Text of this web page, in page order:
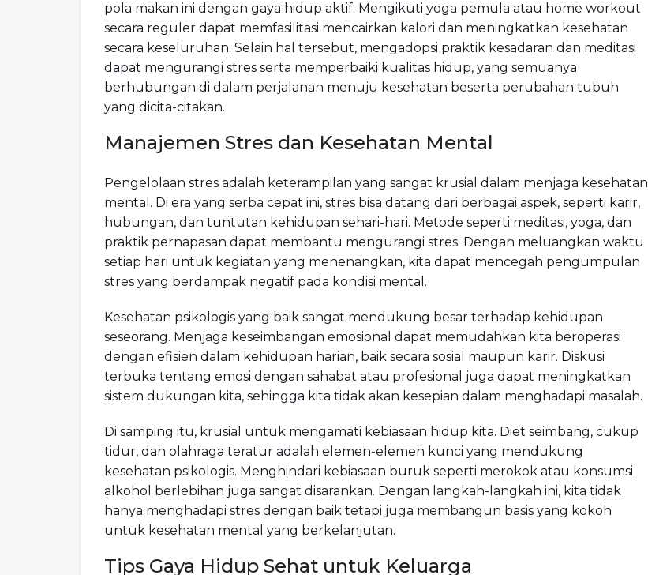
pola makan ini dengan gaya hidup aktif. Mengikuti yoga pemula atau home workout
secara reguler dapat memfasilitasi mencairkan kalori dan meningkatkan kesehatan
secara keseluruhan. Selain hal tersebut, mengadopsi praktik kesadaran dan meditasi
dapat mengurangi stres serta memperbaiki kualitas hidup, yang semuanya
berhubungan di dalam perjalanan menuju kesehatan beserta perubahan tubuh
yang dicita-citakan.
Manajemen Stres dan Kesehatan Mental
Pengelolaan stres adalah keterampilan yang sangat krusial dalam menjaga kesehatan
mental. Di era yang serba cepat ini, stres bisa datang dari berbagai aspek, seperti karir,
hubungan, dan tuntutan kehidupan sehari-hari. Metode seperti meditasi, yoga, dan
praktik pernapasan dapat membantu mengurangi stres. Dengan meluangkan waktu
setiap hari untuk kegiatan yang menenangkan, kita dapat mencegah pengumpulan
stres yang berdampak negatif pada kondisi mental.
Kesehatan psikologis yang baik sangat mendukung besar terhadap kehidupan
seseorang. Menjaga keseimbangan emosional dapat memudahkan kita beroperasi
dengan efisien dalam kehidupan harian, baik secara sosial maupun karir. Diskusi
terbuka tentang emosi dengan sahabat atau profesional juga dapat meningkatkan
sistem dukungan kita, sehingga kita tidak akan kesepian dalam menghadapi masalah.
Di samping itu, krusial untuk mengamati kebiasaan hidup kita. Diet seimbang, cukup
tidur, dan olahraga teratur adalah elemen-elemen kunci yang mendukung
kesehatan psikologis. Menghindari kebiasaan buruk seperti merokok atau konsumsi
alkohol berlebihan juga sangat disarankan. Dengan langkah-langkah ini, kita tidak
hanya menghadapi stres dengan baik tetapi juga membangun basis yang kokoh
untuk kesehatan mental yang berkelanjutan.
Tips Gaya Hidup Sehat untuk Keluarga